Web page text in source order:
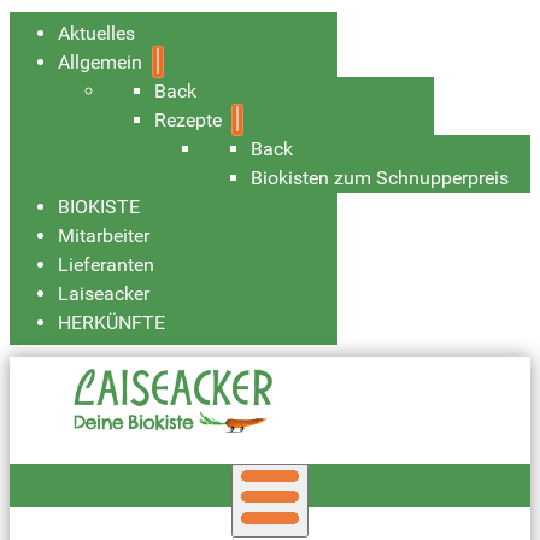
Aktuelles
Allgemein
Back
Rezepte
Back
Biokisten zum Schnupperpreis
BIOKISTE
Mitarbeiter
Lieferanten
Laiseacker
HERKÜNFTE